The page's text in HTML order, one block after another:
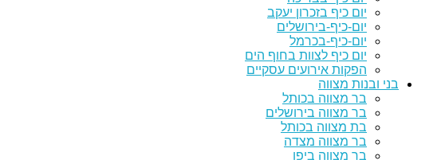
יום כיף בזכרון יעקב
יום-כיף-בירושלים
יום-כיף-בכרמל
יום כיף לצוות בחוף הים
הפקות אירועים עסקיים
בני ובנות מצווה
בר מצווה בכותל
בר מצווה בירושלים
בת מצווה בכותל
בר מצווה מצדה
בר מצווה ביפו